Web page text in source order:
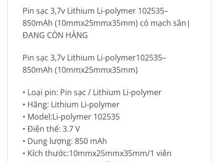
Pin sạc 3,7v Lithium Li-polymer 102535–
850mAh (10mmx25mmx35mm) có mạch sẳn|
ĐANG CÒN HÀNG
Pin sạc 3,7v Lithium Li-polymer102535–
850mAh (10mmx25mmx35mm)
• Loại pin: Pin sạc / Lithium Li-polymer
• Hãng: Lithium Li-polymer
• Model:Li-polymer 102535
• Điện thế: 3.7 V
• Dung lượng: 850 mAh
• Kích thước:10mmx25mmx35mm/1 viên